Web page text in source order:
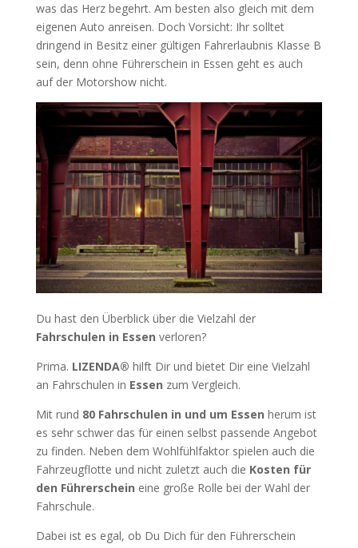
was das Herz begehrt. Am besten also gleich mit dem
eigenen Auto anreisen. Doch Vorsicht: Ihr solltet
dringend in Besitz einer gültigen Fahrerlaubnis Klasse B
sein, denn ohne Führerschein in Essen geht es auch
auf der Motorshow nicht.
Du hast den Überblick über die Vielzahl der
Fahrschulen in Essen verloren?
Prima. LIZENDA® hilft Dir und bietet Dir eine Vielzahl
an Fahrschulen in Essen zum Vergleich.
Mit rund 80 Fahrschulen in und um Essen herum ist
es sehr schwer das für einen selbst passende Angebot
zu finden. Neben dem Wohlfühlfaktor spielen auch die
Fahrzeugflotte und nicht zuletzt auch die Kosten für
den Führerschein eine große Rolle bei der Wahl der
Fahrschule.
Dabei ist es egal, ob Du Dich für den Führerschein